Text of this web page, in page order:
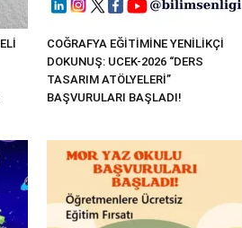
COĞRAFYA EĞİTİMİNE YENİLİKÇİ
DOKUNUŞ: UCEK-2026 “DERS
TASARIM ATÖLYELERİ”
BAŞVURULARI BAŞLADI!